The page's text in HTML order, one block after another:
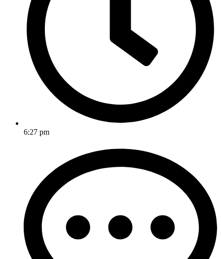
6:27 pm